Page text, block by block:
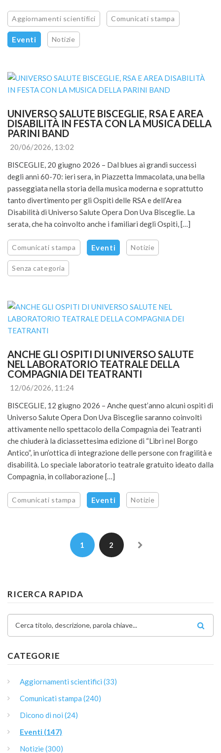
Aggiornamenti scientifici Comunicati stampa
Eventi Notizie
UNIVERSO SALUTE BISCEGLIE, RSA E AREA
DISABILITÀ IN FESTA CON LA MUSICA DELLA
PARINI BAND
20/06/2026, 13:02
BISCEGLIE, 20 giugno 2026 – Dal blues ai grandi successi
degli anni 60-70: ieri sera, in Piazzetta Immacolata, una bella
passeggiata nella storia della musica moderna e soprattutto
tanto divertimento per gli Ospiti delle RSA e dell’Area
Disabilità di Universo Salute Opera Don Uva Bisceglie. La
serata, che ha coinvolto anche i familiari degli Ospiti, […]
Comunicati stampa Eventi Notizie
Senza categoria
ANCHE GLI OSPITI DI UNIVERSO SALUTE
NEL LABORATORIO TEATRALE DELLA
COMPAGNIA DEI TEATRANTI
12/06/2026, 11:24
BISCEGLIE, 12 giugno 2026 – Anche quest’anno alcuni ospiti di
Universo Salute Opera Don Uva Bisceglie saranno coinvolti
attivamente nello spettacolo della Compagnia dei Teatranti
che chiuderà la diciassettesima edizione di “Libri nel Borgo
Antico”, in un’ottica di integrazione delle persone con fragilità e
disabilità. Lo speciale laboratorio teatrale gratuito ideato dalla
Compagnia, in collaborazione […]
Comunicati stampa Eventi Notizie
1 2
RICERCA RAPIDA
Cerca titolo, descrizione, parola chiave...
CATEGORIE
Aggiornamenti scientifici (33)
Comunicati stampa (240)
Dicono di noi (24)
Eventi (147)
Notizie (300)